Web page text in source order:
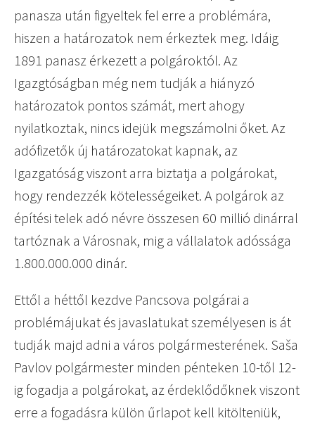
panasza után figyeltek fel erre a problémára,
hiszen a határozatok nem érkeztek meg. Idáig
1891 panasz érkezett a polgároktól. Az
Igazgtóságban még nem tudják a hiányzó
határozatok pontos számát, mert ahogy
nyilatkoztak, nincs idejük megszámolni őket. Az
adófizetők új határozatokat kapnak, az
Igazgatóság viszont arra biztatja a polgárokat,
hogy rendezzék kötelességeiket. A polgárok az
építési telek adó névre összesen 60 millió dinárral
tartóznak a Városnak, mig a vállalatok adóssága
1.800.000.000 dinár.
Ettől a héttől kezdve Pancsova polgárai a
problémájukat és javaslatukat személyesen is át
tudják majd adni a város polgármesterének. Saša
Pavlov polgármester minden pénteken 10-től 12-
ig fogadja a polgárokat, az érdeklődőknek viszont
erre a fogadásra külön űrlapot kell kitölteniük,